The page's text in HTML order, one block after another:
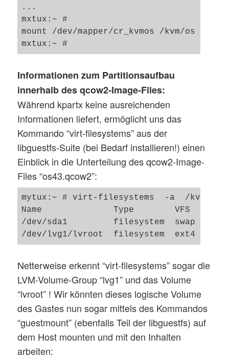
...
mxtux:~ #
mount /dev/
Informationen zum Partitionsaufbau
innerhalb des qcow2-Image-Files:
Während kpartx keine ausreichenden
Informationen liefert, ermöglicht uns das
Kommando “virt-filesystems” aus der
libguestfs-Suite (bei Bedarf installieren!) einen
Einblick in die Unterteilung des qcow2-Image-
Files “os43.qcow2”:
mytux:~ # virt-filesystems  -a  /kvm/
Name              Type        VFS
/dev/sda1         filesystem  swap  -
Netterweise erkennt “virt-filesystems” sogar die
LVM-Volume-Group “lvg1” und das Volume
“lvroot” ! Wir könnten dieses logische Volume
des Gastes nun sogar mittels des Kommandos
“guestmount” (ebenfalls Teil der libguestfs) auf
dem Host mounten und mit den Inhalten
arbeiten: